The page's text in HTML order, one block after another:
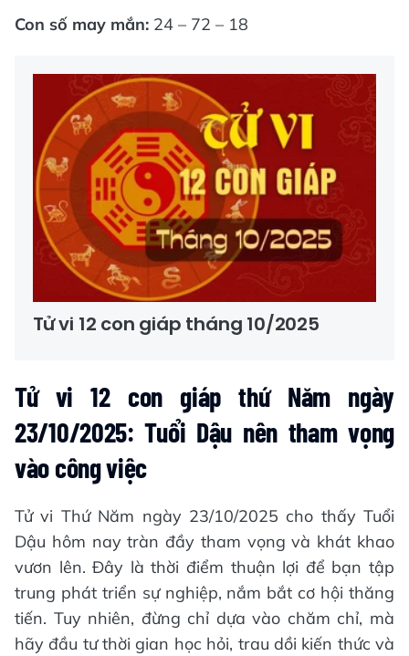
Con số may mắn: 24 – 72 – 18
Tử vi 12 con giáp tháng 10/2025
Tử vi 12 con giáp thứ Năm ngày
23/10/2025: Tuổi Dậu nên tham vọng
vào công việc
Tử vi Thứ Năm ngày 23/10/2025 cho thấy Tuổi
Dậu hôm nay tràn đầy tham vọng và khát khao
vươn lên. Đây là thời điểm thuận lợi để bạn tập
trung phát triển sự nghiệp, nắm bắt cơ hội thăng
tiến. Tuy nhiên, đừng chỉ dựa vào chăm chỉ, mà
hãy đầu tư thời gian học hỏi, trau dồi kiến thức và